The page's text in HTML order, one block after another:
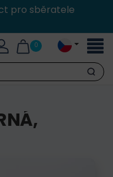
pro sběratele
0
Hledat